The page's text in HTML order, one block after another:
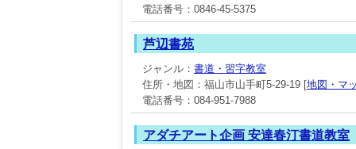
電話番号：0846-45-5375
芦辺書苑
ジャンル： 書道・習字教室
住所・地図：福山市山手町5-29-19 [地図・マ
電話番号：084-951-7988
アダチアート企画 安達春汀書道教室